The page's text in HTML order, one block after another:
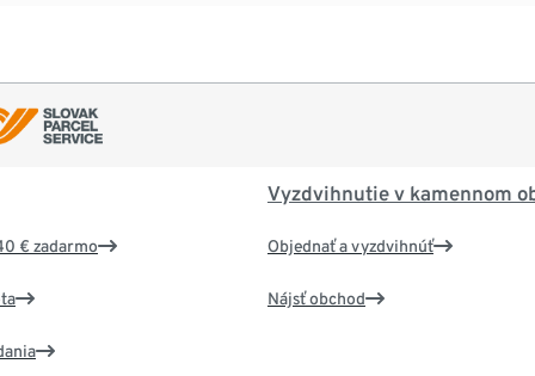
€ zadarmo
Vyzdvihnutie v kamennom
Objednať a vyzdvihnúť
Nájsť obchod